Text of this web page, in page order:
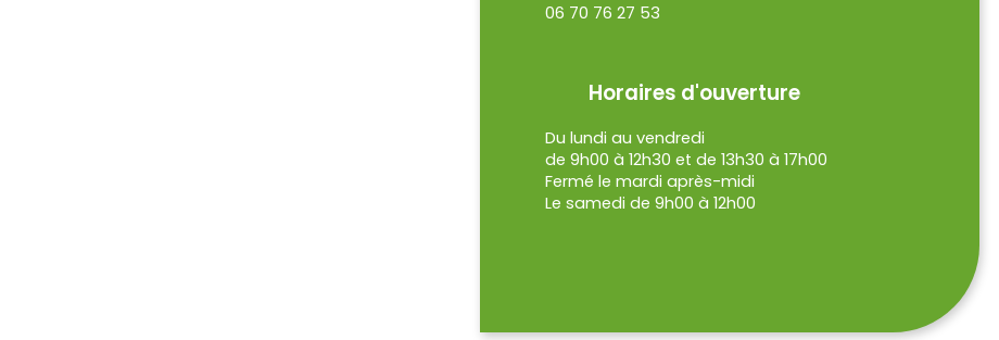
06 70 76 27 53
Horaires d'ouverture
Du lundi au vendredi
de 9h00 à 12h30 et de 13h30 à 17h00
Fermé le mardi après-midi
Le samedi de 9h00 à 12h00